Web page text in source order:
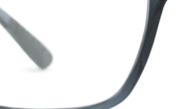
montatura
Diametro lente (Calibro)
Diametro
lente